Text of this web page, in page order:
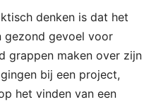
denken is dat het
gezond gevoel voor
grappen maken over zijn
bij een project,
het vinden van een